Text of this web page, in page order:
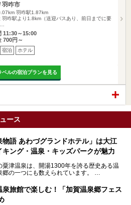
羽咋市
羽咋駅1.87km
羽咋駅より1.8km（送迎バスあり、前日までに要
11:30～15:00
700円～
宿泊 ホテル
ベルの宿泊プランを見る
ース
物語 あわづグランドホテル」は大江
キング・温泉・キッズパークが魅力
粟津温泉は、開湯1300年を誇る歴史ある温
郷の一つにも数えられています。
建つ「大江戸温泉物語 あわづグランドホテ
わづグランドホテル）は客室数97室のホテ
年12月に露天風呂を新設。充実したキッズ
泉旅館で楽しむ！「加賀温泉郷フェス